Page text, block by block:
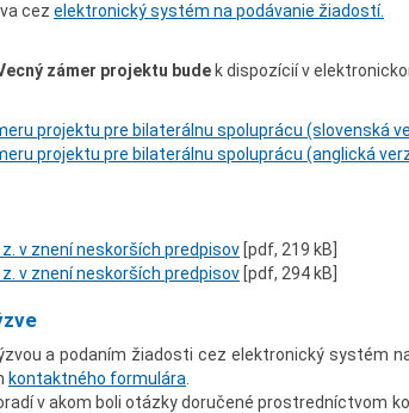
cez elektronický systém na podávanie žiadostí.
zámer projektu bude k dispozícií v
projektu pre bilaterálnu spoluprácu (slovenská
projektu pre bilaterálnu spoluprácu (anglická
v znení neskorších predpisov [pdf, 219 kB]
v znení neskorších predpisov [pdf, 294 kB]
a podaním žiadosti cez elektronický systém
kontaktného formulára
v akom boli otázky doručené prostredníctvom